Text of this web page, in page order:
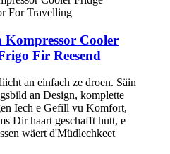
Kompressor Cooler
Fir Reesend
an einfach ze droen. Säin
an Design, komplette
Iech e Gefill vu Komfort,
Dir haart geschafft hutt, e
wäert d'Müdlechkeet